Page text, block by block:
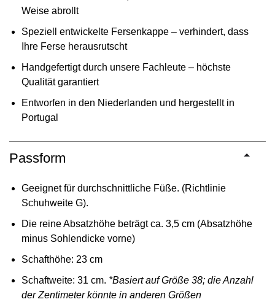
Weise abrollt
Speziell entwickelte Fersenkappe – verhindert, dass
Ihre Ferse herausrutscht
Handgefertigt durch unsere Fachleute – höchste
Qualität garantiert
Entworfen in den Niederlanden und hergestellt in
Portugal
Passform
Geeignet für durchschnittliche Füße. (Richtlinie
Schuhweite G).
Die reine Absatzhöhe beträgt ca. 3,5 cm (Absatzhöhe
minus Sohlendicke vorne)
Schafthöhe: 23 cm
Schaftweite: 31 cm. *Basiert auf Größe 38; die Anzahl
der Zentimeter könnte in anderen Größen